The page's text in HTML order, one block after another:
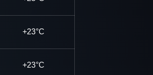
+23°C
+23°C